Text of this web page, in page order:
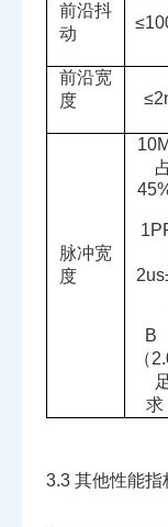
前沿抖
动
≤
前沿宽
度
≤
脉冲宽
度
2us
B
（
求
3.3 其他性能指